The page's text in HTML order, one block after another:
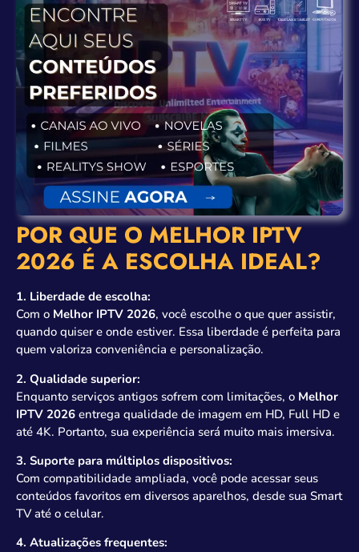
POR QUE O MELHOR IPTV
2026 É A ESCOLHA IDEAL?
1. Liberdade de escolha:
Com o Melhor IPTV 2026, você escolhe o que quer assistir,
quando quiser e onde estiver. Essa liberdade é perfeita para
quem valoriza conveniência e personalização.
2. Qualidade superior:
Enquanto serviços antigos sofrem com limitações, o Melhor
IPTV 2026 entrega qualidade de imagem em HD, Full HD e
até 4K. Portanto, sua experiência será muito mais imersiva.
3. Suporte para múltiplos dispositivos:
Com compatibilidade ampliada, você pode acessar seus
conteúdos favoritos em diversos aparelhos, desde sua Smart
TV até o celular.
4. Atualizações frequentes: